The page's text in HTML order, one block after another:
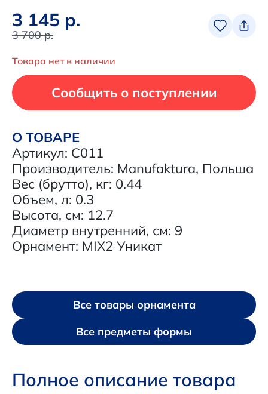
+7 (926) 702-09-76
3 145 р.
3 700 р.
О ТОВАРЕ
Артикул: C011
Производитель: Manufaktura, Польша
Вес (брутто), кг: 0.44
Объем, л: 0.3
Высота, см: 12.7
Диаметр внутренний, см: 9
Орнамент: MIX2 Уникат
Товара нет в наличии
Сообщить о поступлении
Все товары орнамента
Все предметы формы
Полное описание товара